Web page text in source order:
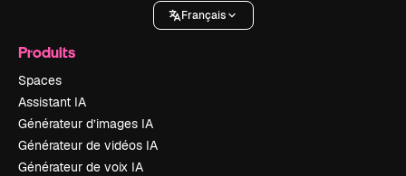
Français
Produits
Spaces
Assistant IA
Générateur d’images IA
Générateur de vidéos IA
Générateur de voix IA